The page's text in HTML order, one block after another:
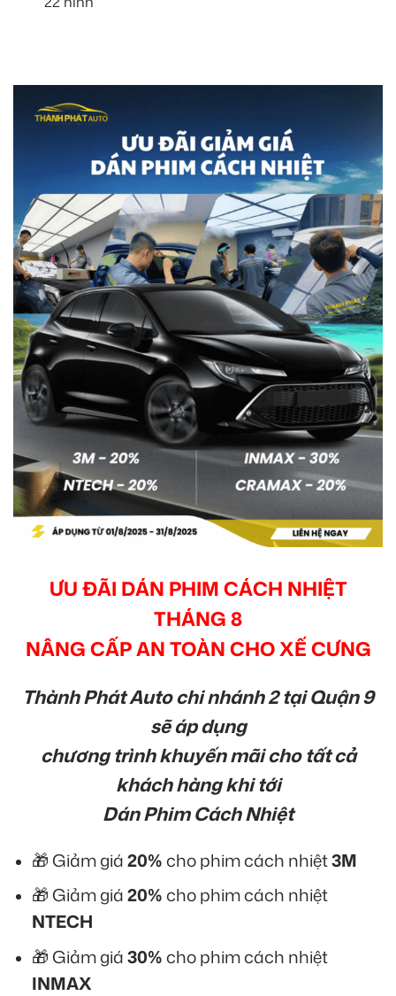
ƯU ĐÃI DÁN PHIM CÁCH NHIỆT
THÁNG 8
NÂNG CẤP AN TOÀN CHO XẾ CƯNG
Thành Phát Auto chi nhánh 2 tại Quận 9
sẽ áp dụng
chương trình khuyến mãi cho tất cả
khách hàng khi tới
Dán Phim Cách Nhiệt
🎁 Giảm giá20%cho phim cách nhiệt3M
🎁 Giảm giá20%cho phim cách nhiệt
NTECH
🎁 Giảm giá30%cho phim cách nhiệt
INMAX